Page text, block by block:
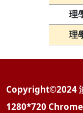
理
理
Copyright©2024
1280*720